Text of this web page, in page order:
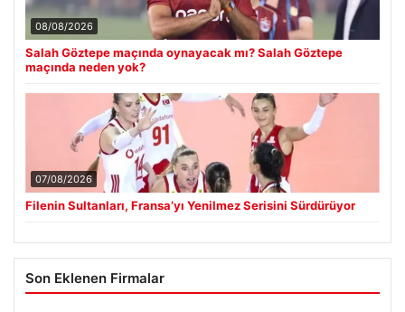
08/08/2026
Salah Göztepe maçında oynayacak mı? Salah Göztepe
maçında neden yok?
07/08/2026
Filenin Sultanları, Fransa’yı Yenilmez Serisini Sürdürüyor
Son Eklenen Firmalar